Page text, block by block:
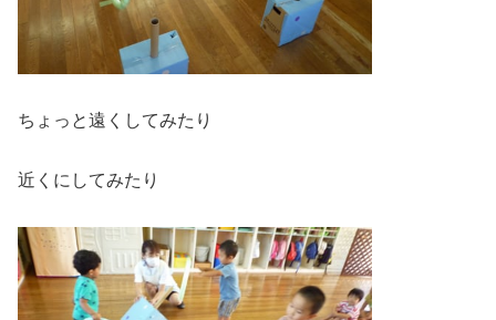
ちょっと遠くしてみたり
近くにしてみたり